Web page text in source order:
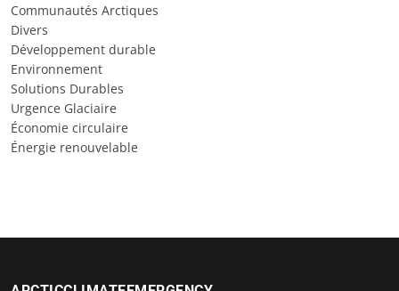
Communautés Arctiques
Divers
Développement durable
Environnement
Solutions Durables
Urgence Glaciaire
Économie circulaire
Énergie renouvelable